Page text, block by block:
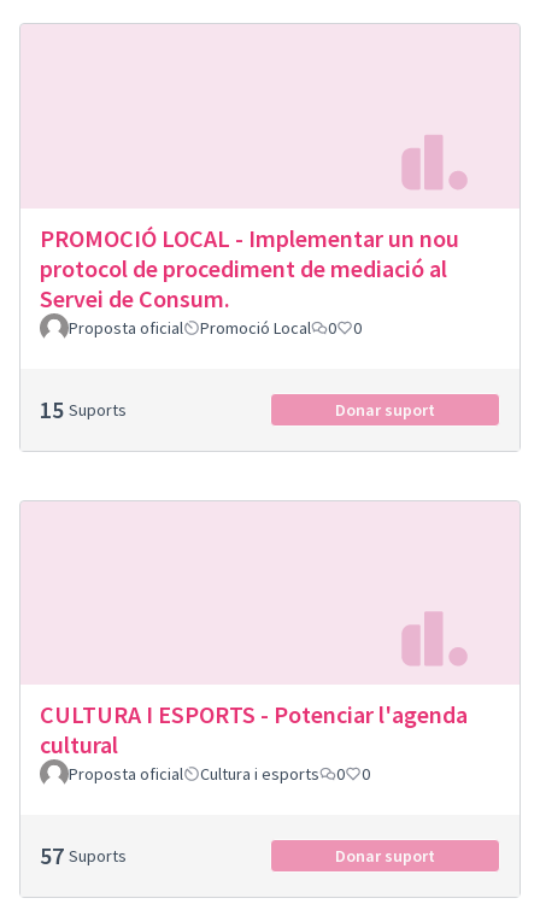
PROMOCIÓ LOCAL - Implementar un nou
protocol de procediment de mediació al
Servei de Consum.
Proposta oficial Promoció Local 0 0
15 Suports Donar suport
CULTURA I ESPORTS - Potenciar l'agenda
cultural
Proposta oficial Cultura i esports 0 0
57 Suports Donar suport